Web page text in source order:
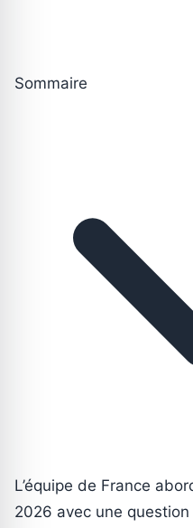
Sommaire
L’équipe de France
2026 avec une